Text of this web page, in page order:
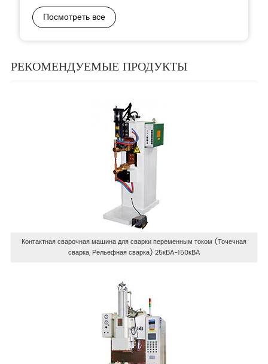
Посмотреть все
РЕКОМЕНДУЕМЫЕ ПРОДУКТЫ
Контактная сварочная машина для сварки переменным током (Точечная
сварка, Рельефная сварка) 25кВА-150кВА